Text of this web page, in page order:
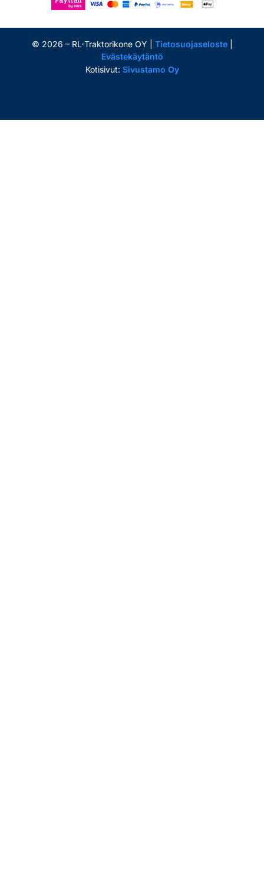
© 2026 – RL-Traktorikone OY | Tietosuojaseloste|
Evästekäytäntö
Kotisivut: Sivustamo Oy